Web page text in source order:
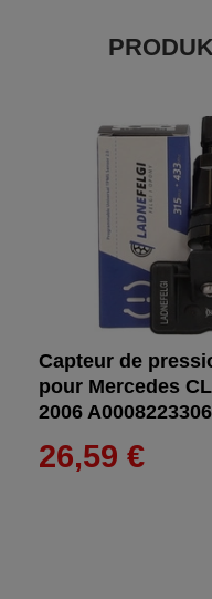
Capteur de
pour Mercedes
2006 A0008223306
26,59 €